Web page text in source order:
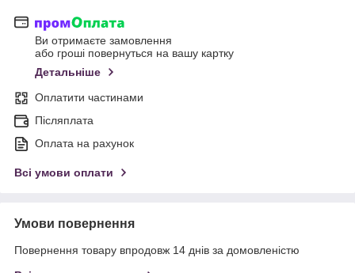
Ви отримаєте замовлення
або гроші повернуться на вашу картку
Детальніше
Оплатити частинами
Післяплата
Оплата на рахунок
Всі умови оплати
Умови повернення
Повернення товару впродовж 14 днів за домовленістю